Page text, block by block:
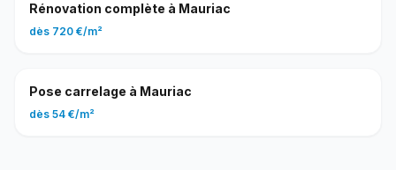
Rénovation complète à Mauriac
dès 720 €/m²
Pose carrelage à Mauriac
dès 54 €/m²